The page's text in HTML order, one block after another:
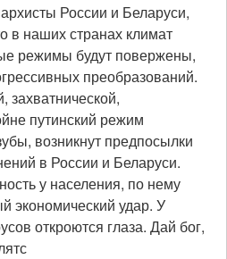
России и Беларуси,
в наших странах климат
режимы будут повержены,
преобразований.
захватнической,
путинский режим
возникнут предпосылки
в России и Беларуси.
у населения, по нему
экономический удар. У
откроются глаза. Дай бог,